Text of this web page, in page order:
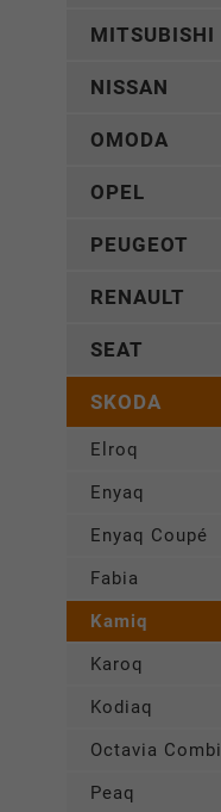
MITSUBISHI
NISSAN
OMODA
OPEL
PEUGEOT
RENAULT
SEAT
SKODA
Elroq
Enyaq
Enyaq Coupé
Fabia
Kamiq
Karoq
Kodiaq
Octavia Combi
Peaq